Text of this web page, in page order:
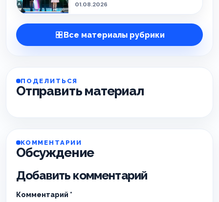
01.08.2026
Все материалы рубрики
ПОДЕЛИТЬСЯ
Отправить материал
КОММЕНТАРИИ
Обсуждение
Добавить комментарий
Комментарий *